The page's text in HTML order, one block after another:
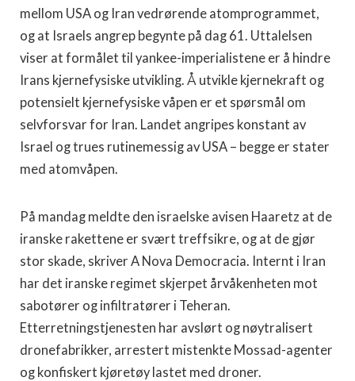
mellom USA og Iran vedrørende atomprogrammet,
og at Israels angrep begynte på dag 61. Uttalelsen
viser at formålet til yankee-imperialistene er å hindre
Irans kjernefysiske utvikling. Å utvikle kjernekraft og
potensielt kjernefysiske våpen er et spørsmål om
selvforsvar for Iran. Landet angripes konstant av
Israel og trues rutinemessig av USA – begge er stater
med atomvåpen.
På mandag meldte den israelske avisen Haaretz at de
iranske rakettene er svært treffsikre, og at de gjør
stor skade, skriver A Nova Democracia. Internt i Iran
har det iranske regimet skjerpet årvåkenheten mot
sabotører og infiltratører i Teheran.
Etterretningstjenesten har avslørt og nøytralisert
dronefabrikker, arrestert mistenkte Mossad-agenter
og konfiskert kjøretøy lastet med droner.